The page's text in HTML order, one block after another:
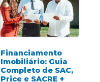
Financiamento
Imobiliário: Guia
Completo de SAC,
Price e SACRE +